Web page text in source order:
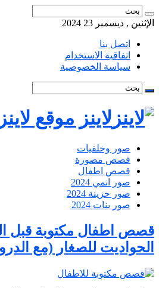
الإثنين , ديسمبر 23 2024
اتصل بنا
اتفاقية الاستخدام
سياسة الخصوصية
لاينز موقع لاينز
صور وخلفيات
قصص مصورة
قصص اطفال
صور انمي 2024
صور حزينة 2024
صور بنات 2024
الحواديت للصغار (مع